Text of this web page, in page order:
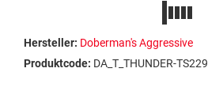
Hersteller: Doberman's Aggressive
Produktcode: DA_T_THUNDER-TS229